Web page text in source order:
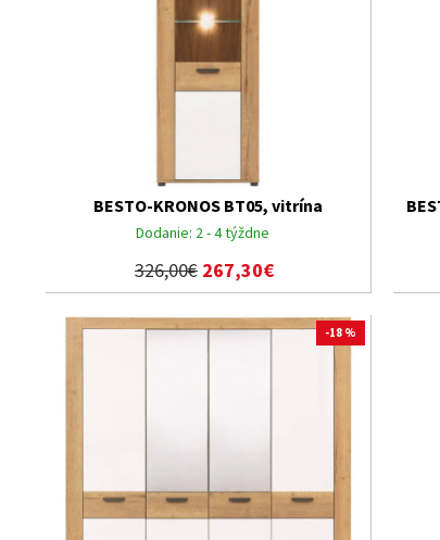
Dodanie: 2 - 4 týždne
BESTO-KRONOS BT05, vitrína
326,00€ 267,30€
-18 %